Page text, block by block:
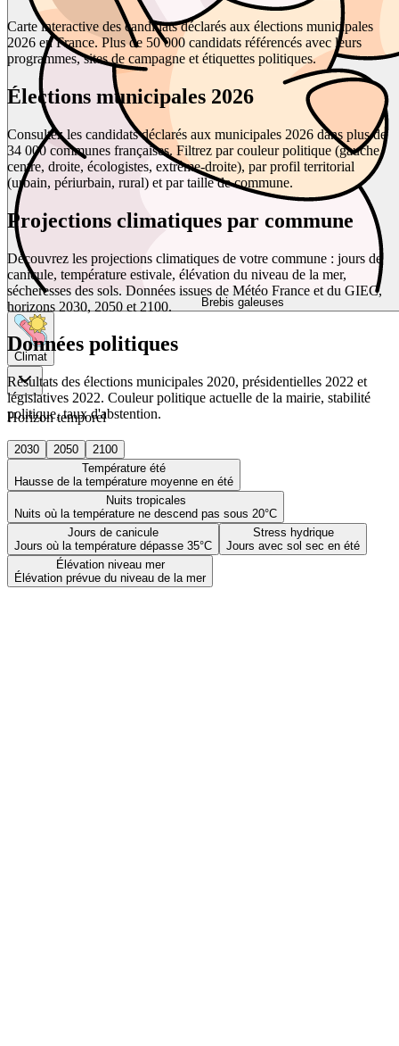
Brebis galeuses
Climat
Horizon temporel
2030 2050
2100
Température été
Hausse de la température moyenne en été
Nuits tropicales
Nuits où la température ne descend pas sous 20°C
Jours de canicule
Jours où la température dépasse 35°C
Stress hydrique
Jours avec sol sec en été
Élévation niveau mer
Élévation prévue du niveau de la mer
Carte interactive des candidats déclarés aux élections municipales
2026 en France. Plus de 50 000 candidats référencés avec leurs
programmes, sites de campagne et étiquettes politiques.
Élections municipales 2026
Consultez les candidats déclarés aux municipales 2026 dans plus de
34 000 communes françaises. Filtrez par couleur politique (gauche,
centre, droite, écologistes, extrême-droite), par profil territorial
(urbain, périurbain, rural) et par taille de commune.
Projections climatiques par commune
Découvrez les projections climatiques de votre commune : jours de
canicule, température estivale, élévation du niveau de la mer,
sécheresses des sols. Données issues de Météo France et du GIEC,
horizons 2030, 2050 et 2100.
Données politiques
Résultats des élections municipales 2020, présidentielles 2022 et
législatives 2022. Couleur politique actuelle de la mairie, stabilité
politique, taux d'abstention.